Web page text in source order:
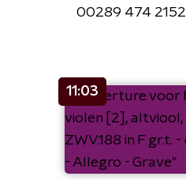
00289 474 2152
11:03